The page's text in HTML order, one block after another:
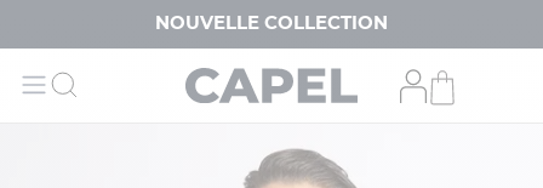
NOUVELLE COLLECTION